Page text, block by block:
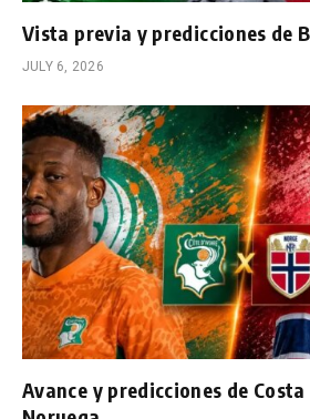
Vista previa y predicciones de
JULY 6, 2026
Avance y predicciones de